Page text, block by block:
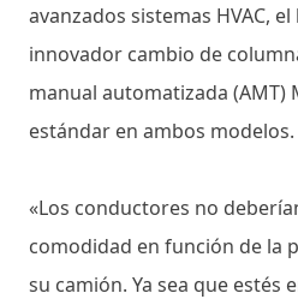
avanzados sistemas HVAC,
innovador cambio de
manual automatizada
estándar en ambos modelos.
«Los conductores no
comodidad en función de la
su camión. Ya sea que estés